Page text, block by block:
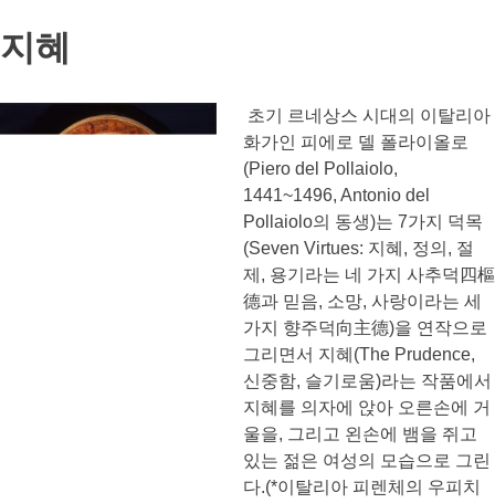
지혜
초기 르네상스 시대의 이탈리아
화가인 피에로 델 폴라이올로
(Piero del Pollaiolo,
1441~1496, Antonio del
Pollaiolo의 동생)는 7가지 덕목
(Seven Virtues: 지혜, 정의, 절
제, 용기라는 네 가지 사추덕四樞
德과 믿음, 소망, 사랑이라는 세
가지 향주덕向主德)을 연작으로
그리면서 지혜(The Prudence,
신중함, 슬기로움)라는 작품에서
지혜를 의자에 앉아 오른손에 거
울을, 그리고 왼손에 뱀을 쥐고
있는 젊은 여성의 모습으로 그린
다.(*이탈리아 피렌체의 우피치